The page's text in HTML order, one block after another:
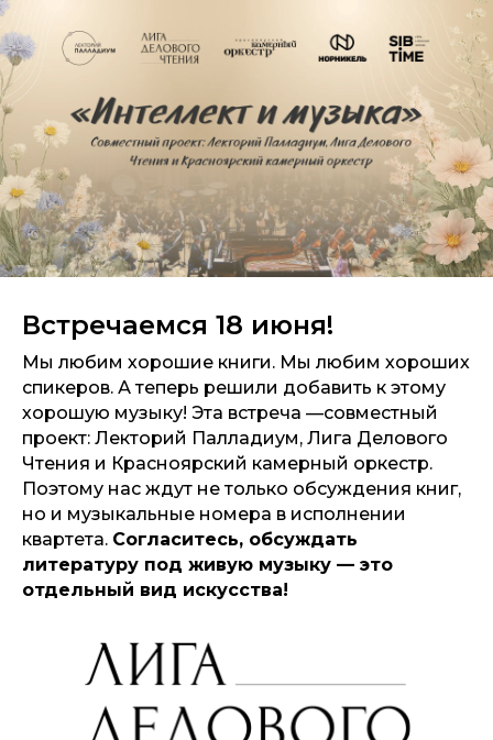
Встречаемся 18 июня!
Мы любим хорошие книги. Мы любим хороших
спикеров. А теперь решили добавить к этому
хорошую музыку! Эта встреча —совместный
проект: Лекторий Палладиум, Лига Делового
Чтения и Красноярский камерный оркестр.
Поэтому нас ждут не только обсуждения книг,
но и музыкальные номера в исполнении
квартета. Согласитесь, обсуждать
литературу под живую музыку — это
отдельный вид искусства!